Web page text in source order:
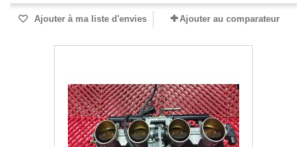
Ajouter à ma liste d'envies Ajouter au comparateur